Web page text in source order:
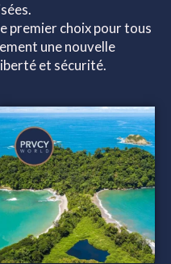
premier choix pour tous
une nouvelle
et sécurité.